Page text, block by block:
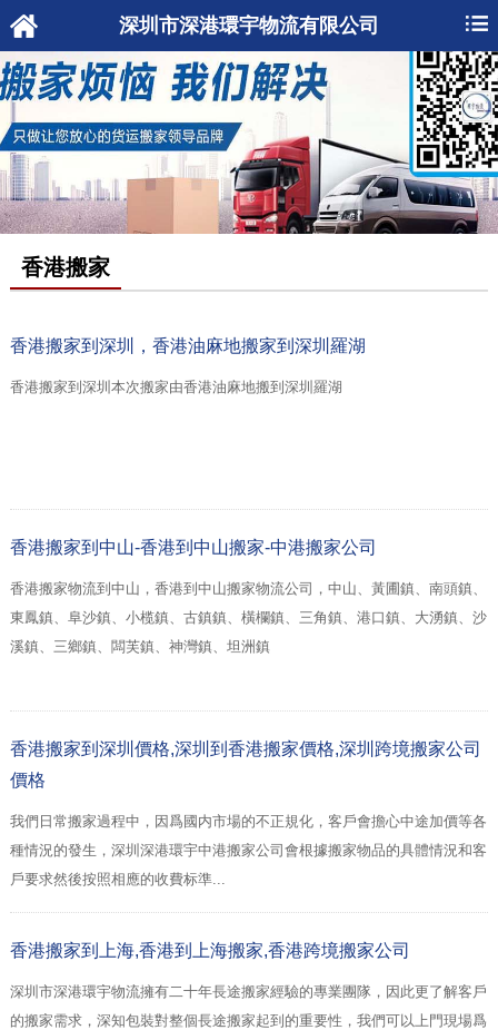
深圳市深港環宇物流有限公司
香港搬家
香港搬家到深圳，香港油麻地搬家到深圳羅湖
香港搬家到深圳本次搬家由香港油麻地搬到深圳羅湖
香港搬家到中山-香港到中山搬家-中港搬家公司
香港搬家物流到中山，香港到中山搬家物流公司，中山、黃圃鎮、南頭鎮、
東鳳鎮、阜沙鎮、小榄鎮、古鎮鎮、橫欄鎮、三角鎮、港口鎮、大湧鎮、沙
溪鎮、三鄉鎮、闆芙鎮、神灣鎮、坦洲鎮
香港搬家到深圳價格,深圳到香港搬家價格,深圳跨境搬家公司
價格
我們日常搬家過程中，因爲國内市場的不正規化，客戶會擔心中途加價等各
種情況的發生，深圳深港環宇中港搬家公司會根據搬家物品的具體情況和客
戶要求然後按照相應的收費标準...
香港搬家到上海,香港到上海搬家,香港跨境搬家公司
深圳市深港環宇物流擁有二十年長途搬家經驗的專業團隊，因此更了解客戶
的搬家需求，深知包裝對整個長途搬家起到的重要性，我們可以上門現場爲